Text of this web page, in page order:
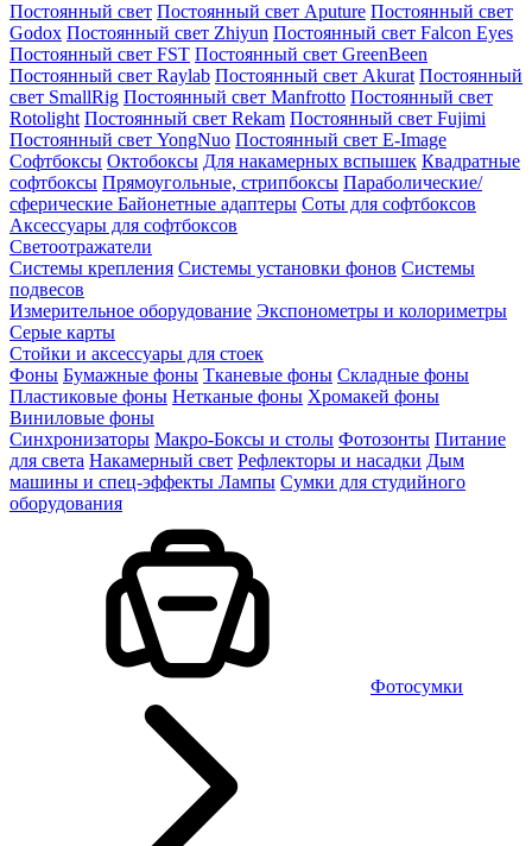
Постоянный свет Постоянный свет Aputure Постоянный свет
Godox Постоянный свет Zhiyun Постоянный свет Falcon Eyes
Постоянный свет FST Постоянный свет GreenBeen
Постоянный свет Raylab Постоянный свет Akurat Постоянный
свет SmallRig Постоянный свет Manfrotto Постоянный свет
Rotolight Постоянный свет Rekam Постоянный свет Fujimi
Постоянный свет YongNuo Постоянный свет E-Image
Софтбоксы Октобоксы Для накамерных вспышек Квадратные
софтбоксы Прямоугольные, стрипбоксы Параболические/
сферические Байонетныe адаптеры Соты для софтбоксов
Аксессуары для софтбоксов
Светоотражатели
Системы крепления Системы установки фонов Системы
подвесов
Измерительное оборудование Экспонометры и колориметры
Серые карты
Стойки и аксессуары для стоек
Фоны Бумажные фоны Тканевые фоны Складные фоны
Пластиковые фоны Нетканые фоны Хромакей фоны
Виниловые фоны
Синхронизаторы Макро-Боксы и столы Фотозонты Питание
для света Накамерный свет Рефлекторы и насадки Дым
машины и спец-эффекты Лампы Сумки для студийного
оборудования
Фотосумки